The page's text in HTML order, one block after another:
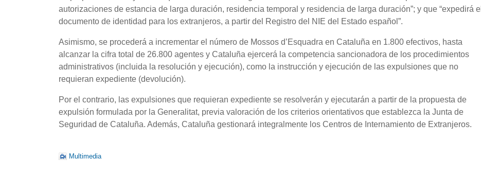
autorizaciones de estancia de larga duración, residencia temporal y residencia de larga duración”; y que “expedirá el
documento de identidad para los extranjeros, a partir del Registro del NIE del Estado español”.
Asimismo, se procederá a incrementar el número de Mossos d’Esquadra en Cataluña en 1.800 efectivos, hasta
alcanzar la cifra total de 26.800 agentes y Cataluña ejercerá la competencia sancionadora de los procedimientos
administrativos (incluida la resolución y ejecución), como la instrucción y ejecución de las expulsiones que no
requieran expediente (devolución).
Por el contrario, las expulsiones que requieran expediente se resolverán y ejecutarán a partir de la propuesta de
expulsión formulada por la Generalitat, previa valoración de los criterios orientativos que establezca la Junta de
Seguridad de Cataluña. Además, Cataluña gestionará integralmente los Centros de Internamiento de Extranjeros.
Multimedia